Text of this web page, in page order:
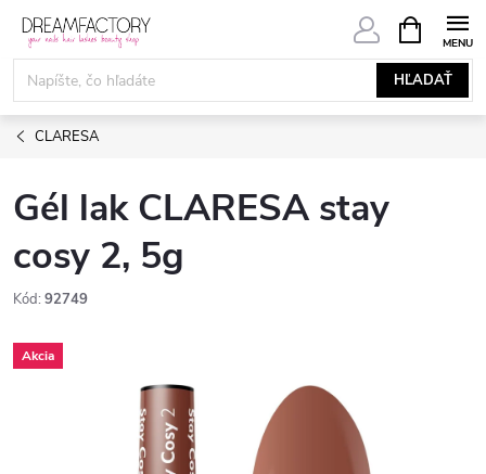
Prejsť
obsah
HĽADAŤ
KOŠÍK
CLARESA
Gél lak CLARESA stay
cosy 2, 5g
Kód: 92749
Akcia